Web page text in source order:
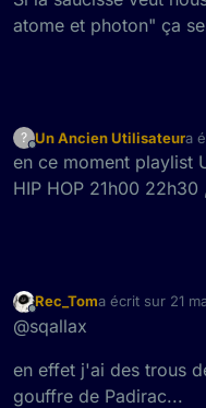
atome et photon" ça
?
Hors-ligne
Un Ancien Utilisateura
en ce moment playlist
HIP HOP 21h00
Hors-ligne
Rec_Toma écrit sur 21
dernière
@sqallax
en effet j'ai des trous
gouffre de Padirac...